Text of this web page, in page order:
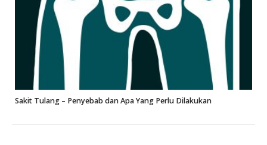
Sakit Tulang – Penyebab dan Apa Yang Perlu Dilakukan